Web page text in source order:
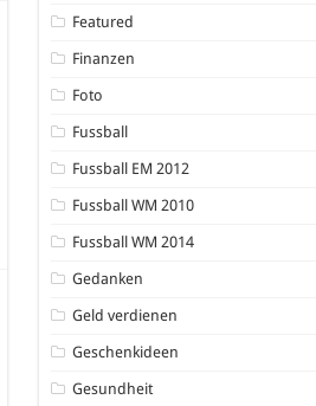
Featured
Finanzen
Foto
Fussball
Fussball EM 2012
Fussball WM 2010
Fussball WM 2014
Gedanken
Geld verdienen
Geschenkideen
Gesundheit